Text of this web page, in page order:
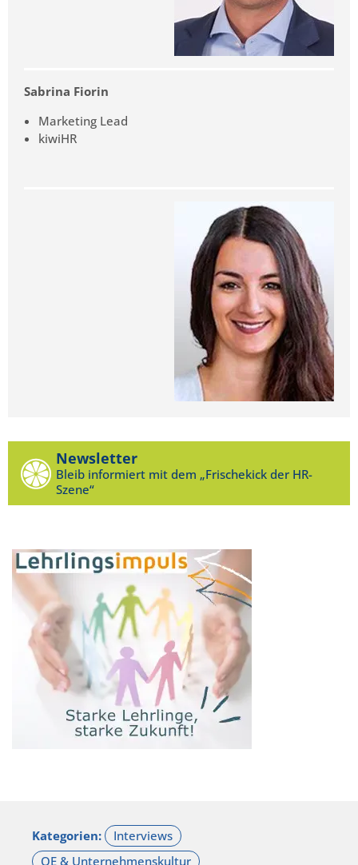
Sabrina Fiorin
Marketing Lead
kiwiHR
Newsletter
Bleib informiert mit dem „Frischekick der HR-
Szene“
Kategorien: